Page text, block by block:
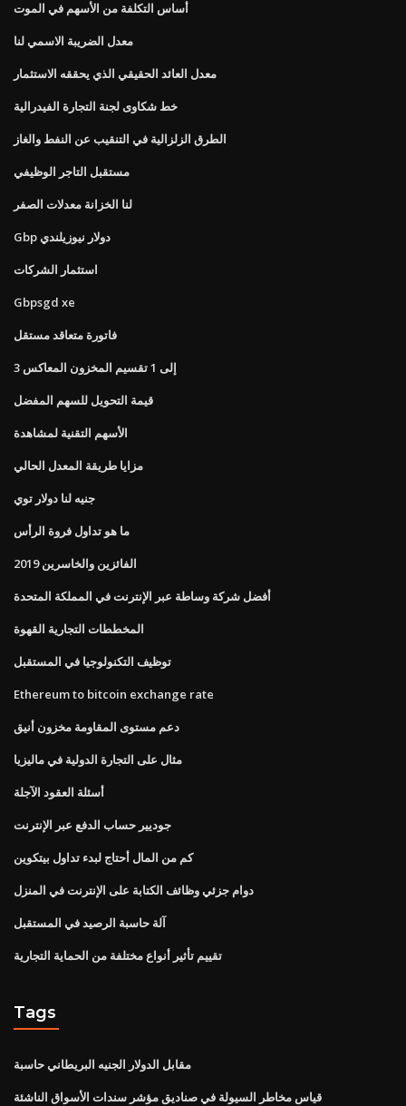
أساس التكلفة من الأسهم في الموت
معدل الضريبة الاسمي لنا
معدل العائد الحقيقي الذي يحققه الاستثمار
خط شكاوى لجنة التجارة الفيدرالية
الطرق الزلزالية في التنقيب عن النفط والغاز
مستقبل التاجر الوظيفي
لنا الخزانة معدلات الصفر
Gbp دولار نيوزيلندي
استثمار الشركات
Gbpsgd xe
فاتورة متعاقد مستقل
3 إلى 1 تقسيم المخزون المعاكس
قيمة التحويل للسهم المفضل
الأسهم التقنية لمشاهدة
مزايا طريقة المعدل الحالي
جنيه لنا دولار توي
ما هو تداول فروة الرأس
الفائزين والخاسرين 2019
أفضل شركة وساطة عبر الإنترنت في المملكة المتحدة
المخططات التجارية القهوة
توظيف التكنولوجيا في المستقبل
Ethereum to bitcoin exchange rate
دعم مستوى المقاومة مخزون أنيق
مثال على التجارة الدولية في ماليزيا
أسئلة العقود الآجلة
جوديير حساب الدفع عبر الإنترنت
كم من المال أحتاج لبدء تداول بيتكوين
دوام جزئي وظائف الكتابة على الإنترنت في المنزل
آلة حاسبة الرصيد في المستقبل
تقييم تأثير أنواع مختلفة من الحماية التجارية
Tags
مقابل الدولار الجنيه البريطاني حاسبة
قياس مخاطر السيولة في صناديق مؤشر سندات الأسواق الناشئة